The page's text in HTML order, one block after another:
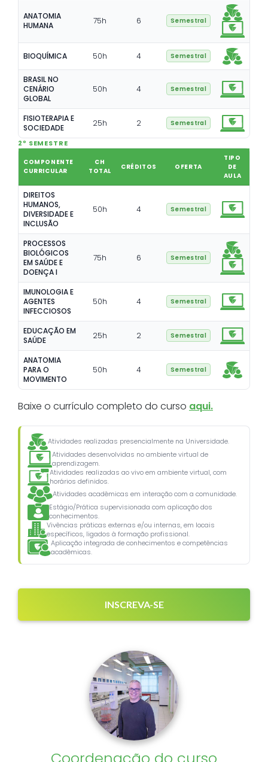
ANATOMIA
HUMANA
75h 6 Semestral
BIOQUÍMICA 50h 4 Semestral
BRASIL NO
CENÁRIO
GLOBAL
50h 4 Semestral
FISIOTERAPIA E
SOCIEDADE
25h 2 Semestral
2º SEMESTRE
COMPONENTE
CURRICULAR
CH
TOTAL
CRÉDITOS OFERTA
TIPO
DE
AULA
DIREITOS
HUMANOS,
DIVERSIDADE E
INCLUSÃO
50h 4 Semestral
PROCESSOS
BIOLÓGICOS
EM SAÚDE E
DOENÇA I
75h 6 Semestral
IMUNOLOGIA E
AGENTES
INFECCIOSOS
50h 4 Semestral
EDUCAÇÃO EM
SAÚDE
25h 2 Semestral
ANATOMIA
PARA O
MOVIMENTO
50h 4 Semestral
Baixe o currículo completo do curso aqui.
Atividades realizadas presencialmente na Universidade.
Atividades desenvolvidas no ambiente virtual de
aprendizagem.
Atividades realizadas ao vivo em ambiente virtual, com
horários definidos.
Atividades acadêmicas em interação com a comunidade.
Estágio/Prática supervisionada com aplicação dos
conhecimentos.
Vivências práticas externas e/ou internas, em locais
específicos, ligados à formação profissional.
Aplicação integrada de conhecimentos e competências
acadêmicas.
INSCREVA-SE
Coordenação do curso